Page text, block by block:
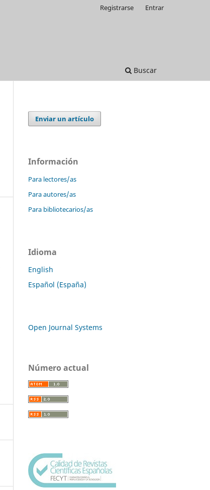
Buscar
Registrarse Entrar
Enviar un artículo
Información
Para lectores/as
Para autores/as
Para bibliotecarios/as
Idioma
English
Español (España)
Open Journal Systems
Número actual